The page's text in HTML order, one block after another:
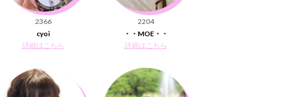
2366
cyoi
詳細はこちら
2204
・・MOE・・
詳細はこちら